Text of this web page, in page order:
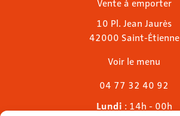
10 Pl. Jean Jaurès
42000 Saint-Étienne
Voir le menu
04 77 32 40 92
Lundi : 14h - 00h